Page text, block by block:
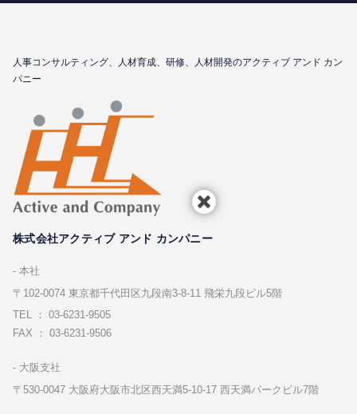
⼈事コンサルティング、⼈材育成、研修、⼈材開発のアクティブ アンド カン
パニー
株式会社アクティブ アンド カンパニー
本社
〒102-0074 東京都千代⽥区九段南3-8-11 飛栄九段ビル5階
TEL ： 03-6231-9505
FAX ： 03-6231-9506
⼤阪⽀社
〒530-0047 ⼤阪府⼤阪市北区⻄天満5-10-17 ⻄天満パークビル7階